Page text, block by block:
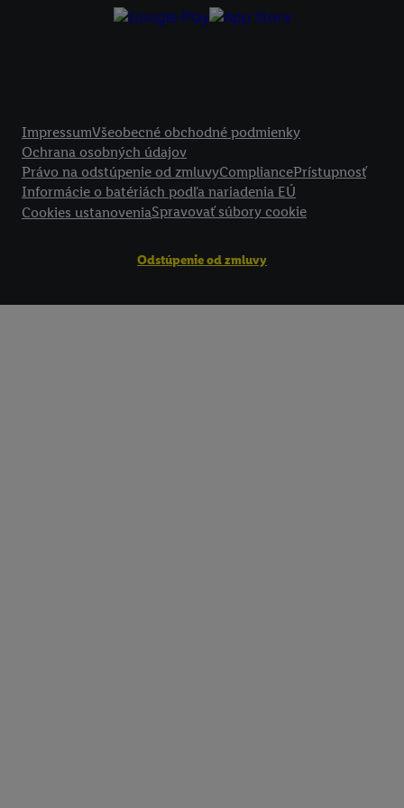
ImpressumVšeobecné obchodné podmienky
Ochrana osobných údajov
Právo na odstúpenie od zmluvyCompliancePrístupnosť
Informácie o batériách podľa nariadenia EÚ
Cookies ustanoveniaSpravovať súbory cookie
Odstúpenie od zmluvy